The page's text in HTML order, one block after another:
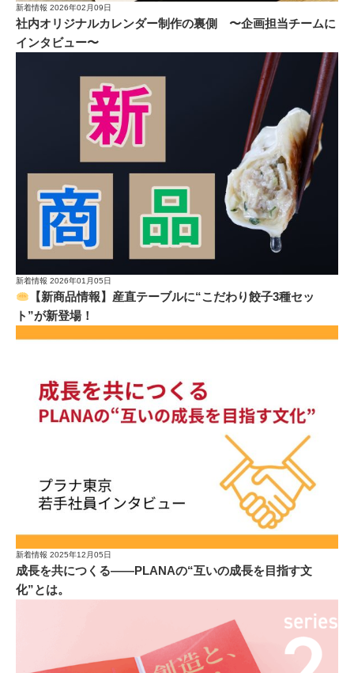
新着情報 2026年02月09日
社内オリジナルカレンダー制作の裏側 〜企画担当チームに
インタビュー〜
新着情報 2026年01月05日
【新商品情報】産直テーブルに“こだわり餃子3種セッ
ト”が新登場！
新着情報 2025年12月05日
成長を共につくる——PLANAの“互いの成長を目指す文
化”とは。